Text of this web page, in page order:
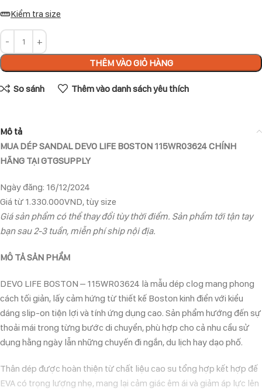
Kiểm tra size
THÊM VÀO GIỎ HÀNG
So sánh Thêm vào danh sách yêu thích
Mô tả
MUA DÉP SANDAL DEVO LIFE BOSTON 115WR03624 CHÍNH
HÃNG TẠI GTGSUPPLY
Ngày đăng: 16/12/2024
Giá từ 1.330.000VND, tùy size
Giá sản phẩm có thể thay đổi tùy thời điểm. Sản phẩm tới tận tay
bạn sau 2-3 tuần, miễn phí ship nội địa.
MÔ TẢ SẢN PHẨM
DEVO LIFE BOSTON – 115WR03624 là mẫu dép clog mang phong
cách tối giản, lấy cảm hứng từ thiết kế Boston kinh điển với kiểu
dáng slip-on tiện lợi và tính ứng dụng cao. Sản phẩm hướng đến sự
thoải mái trong từng bước di chuyển, phù hợp cho cả nhu cầu sử
dụng hằng ngày lẫn những chuyến đi ngắn, du lịch hay dạo phố.
Thân dép được hoàn thiện từ chất liệu cao su tổng hợp kết hợp đế
EVA có trọng lượng nhẹ, mang lại cảm giác êm ái và giảm áp lực lên